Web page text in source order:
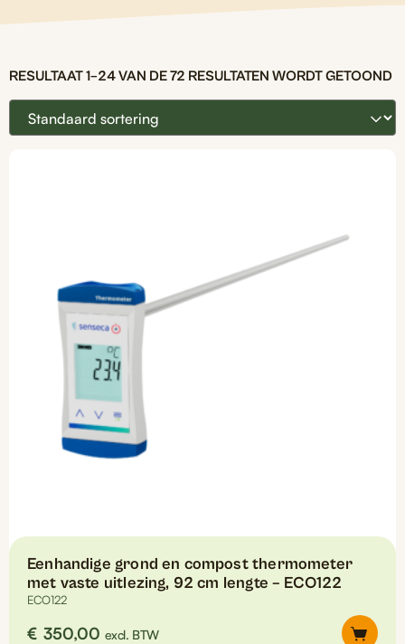
RESULTAAT 1–24 VAN DE 72 RESULTATEN WORDT GETOOND
Eenhandige grond en compost thermometer
met vaste uitlezing, 92 cm lengte – ECO122
ECO122
€ 350,00 excl. BTW